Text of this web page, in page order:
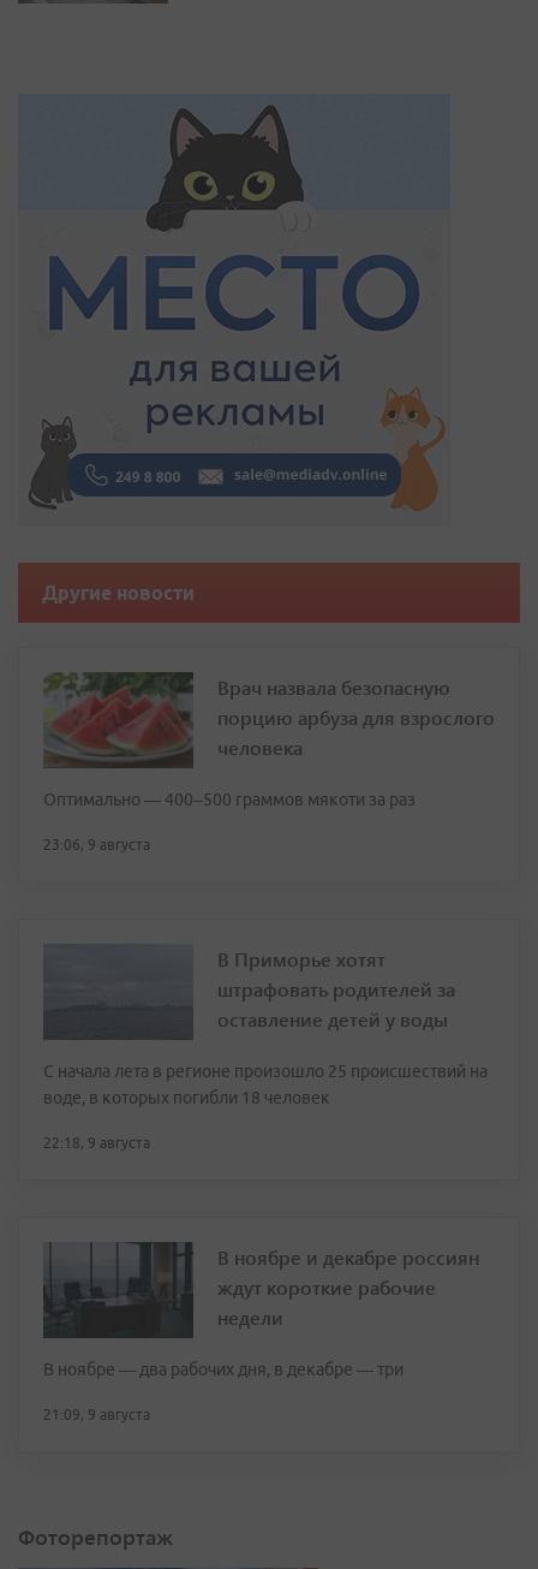
Другие новости
Врач назвала безопасную
порцию арбуза для взрослого
человека
Оптимально — 400–500 граммов мякоти за раз
23:06, 9 августа
В Приморье хотят
штрафовать родителей за
оставление детей у воды
С начала лета в регионе произошло 25 происшествий на
воде, в которых погибли 18 человек
22:18, 9 августа
В ноябре и декабре россиян
ждут короткие рабочие
недели
В ноябре — два рабочих дня, в декабре — три
21:09, 9 августа
Фоторепортаж